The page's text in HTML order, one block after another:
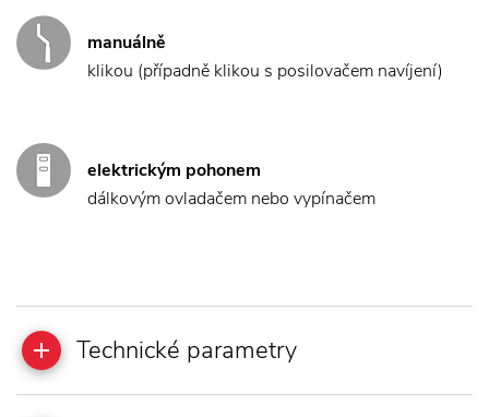
manuálně
klikou (případně klikou s posilovačem navíjení)
elektrickým pohonem
dálkovým ovladačem nebo vypínačem
Technické parametry